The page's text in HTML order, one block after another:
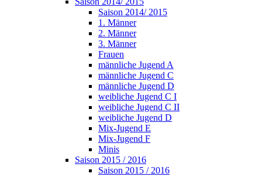
Saison 2014/ 2015
1. Männer
2. Männer
3. Männer
Frauen
männliche Jugend A
männliche Jugend C
männliche Jugend D
weibliche Jugend C I
weibliche Jugend C II
weibliche Jugend D
Mix-Jugend E
Mix-Jugend F
Minis
Saison 2015 / 2016
Saison 2015 / 2016